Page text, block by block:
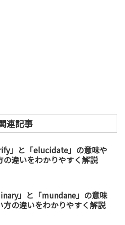
連記事
」と「elucidate」の意味や
の違いをわかりやすく解説
」と「mundane」の意味
方の違いをわかりやすく解説